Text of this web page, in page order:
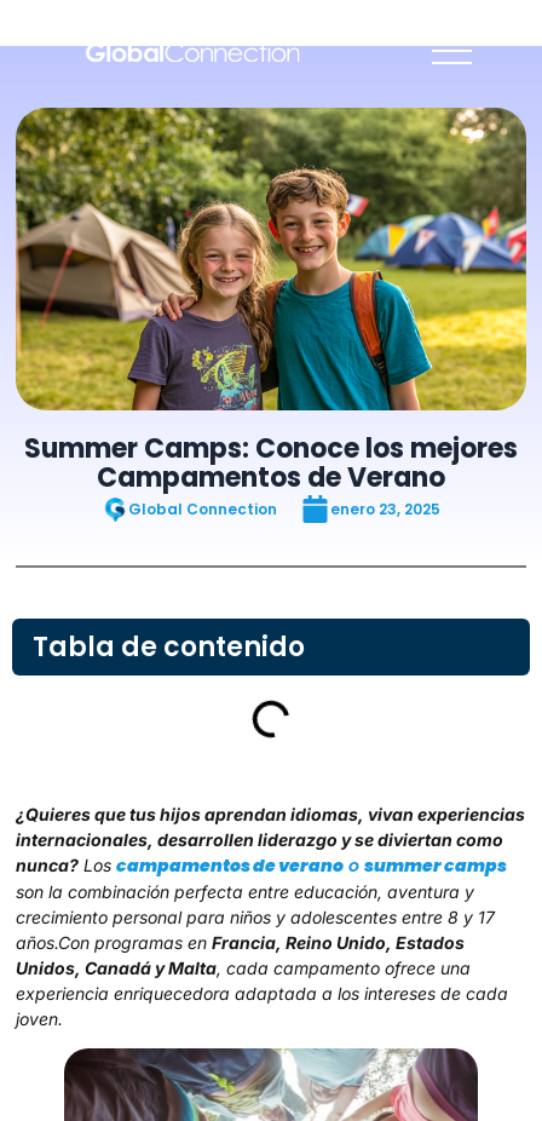
Summer Camps: Conoce los mejores
Campamentos de Verano
Global Connection enero 23, 2025
Tabla de contenido
¿Quieres que tus hijos aprendan idiomas, vivan experiencias
internacionales, desarrollen liderazgo y se diviertan como
nunca? Loscampamentos de verano osummer camps
son la combinación perfecta entre educación, aventura y
crecimiento personal para niños y adolescentes entre 8 y 17
años.Con programas enFrancia, Reino Unido, Estados
Unidos, Canadá y Malta, cada campamento ofrece una
experiencia enriquecedora adaptada a los intereses de cada
joven.